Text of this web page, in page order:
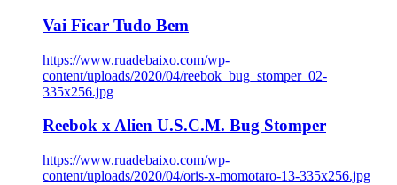
Vai Ficar Tudo Bem
https://www.ruadebaixo.com/wp-
content/uploads/2020/04/reebok_bug_stomper_02-
335x256.jpg
Reebok x Alien U.S.C.M. Bug Stomper
https://www.ruadebaixo.com/wp-
content/uploads/2020/04/oris-x-momotaro-13-335x256.jpg